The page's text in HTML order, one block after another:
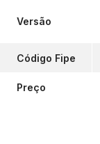
Versão
Código Fipe
Preço